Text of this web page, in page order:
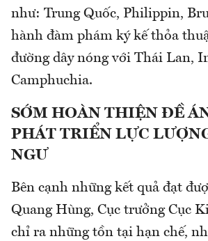
như: Trung Quốc, Philippin,
hành đàm phám ký kế thỏa
đường dây nóng với Thái Lan,
Camphuchia.
SỚM HOÀN THIỆN ĐỀ
PHÁT TRIỂN LỰC
NGƯ
Bên cạnh những kết quả đạt
Quang Hùng, Cục trưởng Cục
chỉ ra những tồn tại hạn chế,